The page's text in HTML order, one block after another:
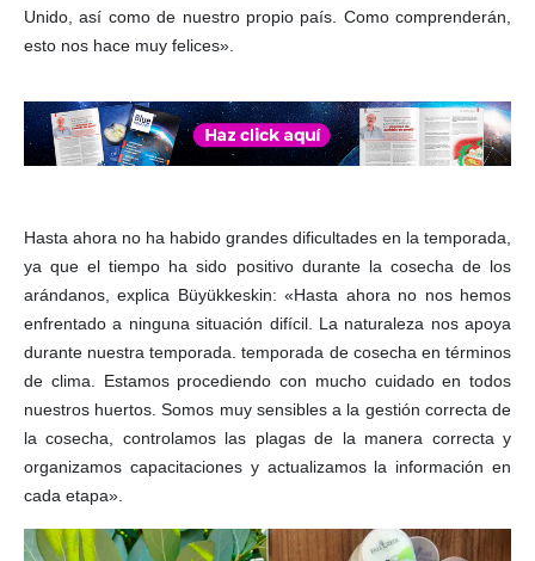
Unido, así como de nuestro propio país. Como comprenderán,
esto nos hace muy felices».
Hasta ahora no ha habido grandes dificultades en la temporada,
ya que el tiempo ha sido positivo durante la cosecha de los
arándanos, explica Büyükkeskin: «Hasta ahora no nos hemos
enfrentado a ninguna situación difícil. La naturaleza nos apoya
durante nuestra temporada. temporada de cosecha en términos
de clima. Estamos procediendo con mucho cuidado en todos
nuestros huertos. Somos muy sensibles a la gestión correcta de
la cosecha, controlamos las plagas de la manera correcta y
organizamos capacitaciones y actualizamos la información en
cada etapa».